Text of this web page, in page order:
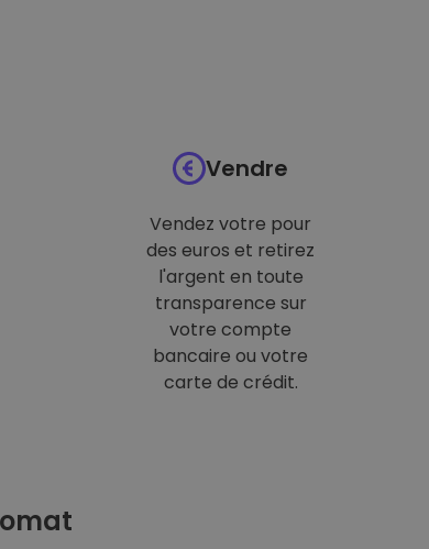
Vendre
Vendez votre pour
des euros et retirez
l'argent en toute
transparence sur
votre compte
bancaire ou votre
carte de crédit.